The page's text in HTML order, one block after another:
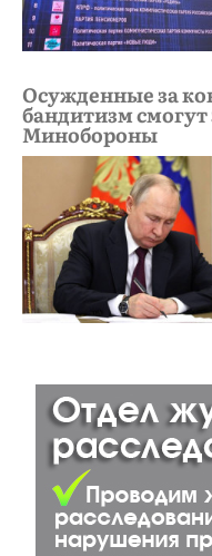
Осужденные за
бандитизм
Минобороны